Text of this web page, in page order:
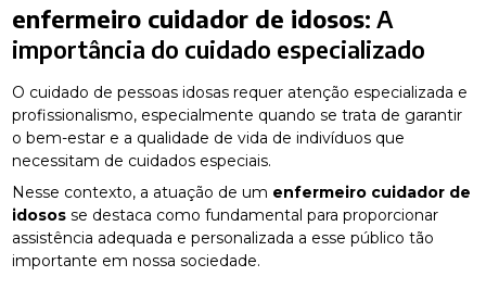
enfermeiro cuidador de idosos: A
importância do cuidado especializado
O cuidado de pessoas idosas requer atenção especializada e
profissionalismo, especialmente quando se trata de garantir
o bem-estar e a qualidade de vida de indivíduos que
necessitam de cuidados especiais.
Nesse contexto, a atuação de um enfermeiro cuidador de
idosos se destaca como fundamental para proporcionar
assistência adequada e personalizada a esse público tão
importante em nossa sociedade.